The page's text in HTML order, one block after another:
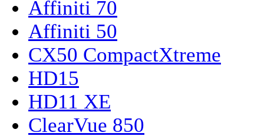
Affiniti 70
Affiniti 50
CX50 CompactXtreme
HD15
HD11 XE
ClearVue 850